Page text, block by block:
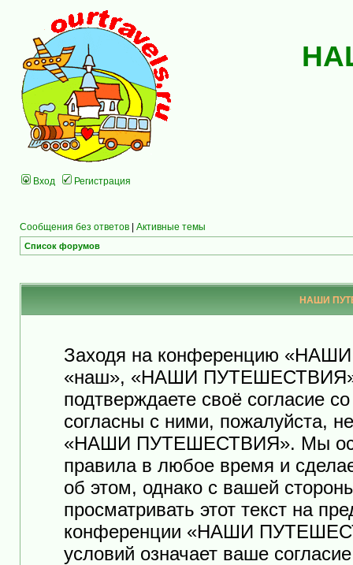
Вход Регистрация
Сообщения без ответов | Активные темы
Список форумов
НАШИ
Заходя на конференцию
«наш», «НАШИ ПУТЕШЕСТВИЯ»,
подтверждаете своё согласие
согласны с ними, пожалуйста,
«НАШИ ПУТЕШЕСТВИЯ». Мы
правила в любое время и
об этом, однако с вашей
просматривать этот текст на
конференции «НАШИ
условий означает ваше